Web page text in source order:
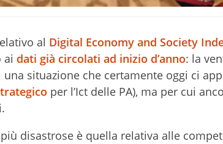
al Digital Economy and Society
ai dati già circolati ad inizio d’anno: la
situazione che certamente oggi ci
per l’Ict delle PA), ma per cui
disastrose è quella relativa alle